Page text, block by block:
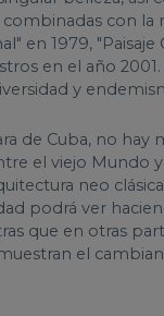
combinadas con
en 1979,
en el año
y
de Cuba, no
el viejo
neo
podrá ver
que en otras
el